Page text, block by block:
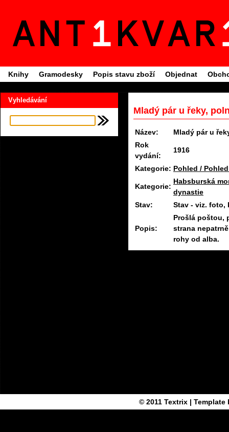
Knihy Gramodesky Popis stavu zboží Objednat
Vyhledávání
Mladý pár u řeky,
Název:
Mladý pár u
Rok
vydání:
1916
Kategorie: Pohled /
Kategorie:
Habsburská
dynastie
Stav:
Stav - viz. foto,
Popis:
Prošlá poštou,
strana
rohy od alba.
© 2011 Textrix| Template